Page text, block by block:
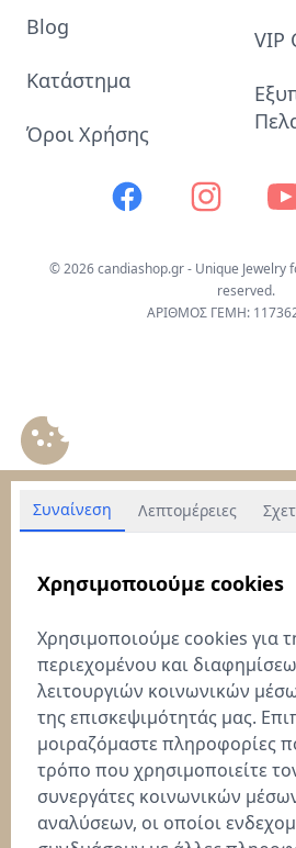
Συναίνεση Λεπτομέρειες
Χρησιμοποιούμε cookies
Χρησιμοποιούμε cookies για
περιεχομένου και
λειτουργιών κοινωνικών
της επισκεψιμότητάς μας.
μοιραζόμαστε πληροφορίες
τρόπο που χρησιμοποιείτε
συνεργάτες κοινωνικών
αναλύσεων, οι οποίοι
Blog
Κατάστημα
Όροι Χρήσης
VIP
Facebook Instagram
© 2026 candiashop.gr - Unique Jewelry
reserved.
ΑΡΙΘΜΟΣ ΓΕΜΗ: